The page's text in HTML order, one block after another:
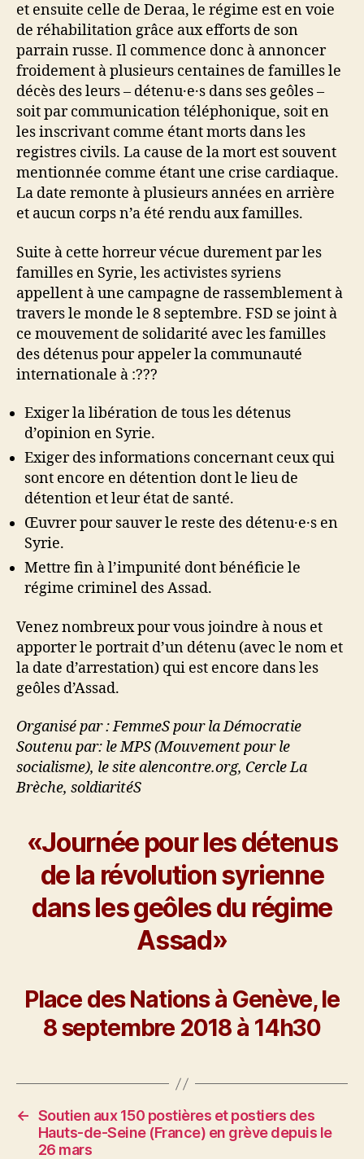
et ensuite celle de Deraa, le régime est en voie
de réhabilitation grâce aux efforts de son
parrain russe. Il commence donc à annoncer
froidement à plusieurs centaines de familles le
décès des leurs – détenu·e·s dans ses geôles –
soit par communication téléphonique, soit en
les inscrivant comme étant morts dans les
registres civils. La cause de la mort est souvent
mentionnée comme étant une crise cardiaque.
La date remonte à plusieurs années en arrière
et aucun corps n’a été rendu aux familles.
Suite à cette horreur vécue durement par les
familles en Syrie, les activistes syriens
appellent à une campagne de rassemblement à
travers le monde le 8 septembre. FSD se joint à
ce mouvement de solidarité avec les familles
des détenus pour appeler la communauté
internationale à :???
Exiger la libération de tous les détenus
d’opinion en Syrie.
Exiger des informations concernant ceux qui
sont encore en détention dont le lieu de
détention et leur état de santé.
Œuvrer pour sauver le reste des détenu·e·s en
Syrie.
Mettre fin à l’impunité dont bénéficie le
régime criminel des Assad.
Venez nombreux pour vous joindre à nous et
apporter le portrait d’un détenu (avec le nom et
la date d’arrestation) qui est encore dans les
geôles d’Assad.
Organisé par : FemmeS pour la Démocratie
Soutenu par: le MPS (Mouvement pour le
socialisme), le site alencontre.org, Cercle La
Brèche, soldiaritéS
«Journée pour les détenus
de la révolution syrienne
dans les geôles du régime
Assad»
Place des Nations à Genève, le
8 septembre 2018 à 14h30
← Soutien aux 150 postières et postiers des
Hauts-de-Seine (France) en grève depuis le
26 mars